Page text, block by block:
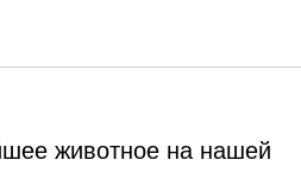
на
животное на нашей